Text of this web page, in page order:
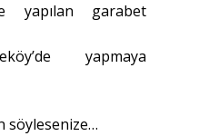
yapılan garabet
yapmaya
söylesenize…